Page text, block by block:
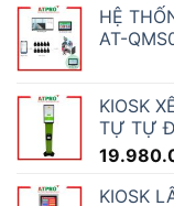
HỆ
AT-
KIOSK
TỰ TỰ
KIOSK